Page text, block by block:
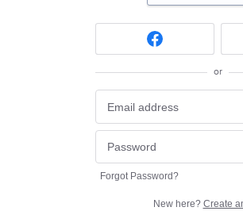
or
Forgot Password?
New here? Create